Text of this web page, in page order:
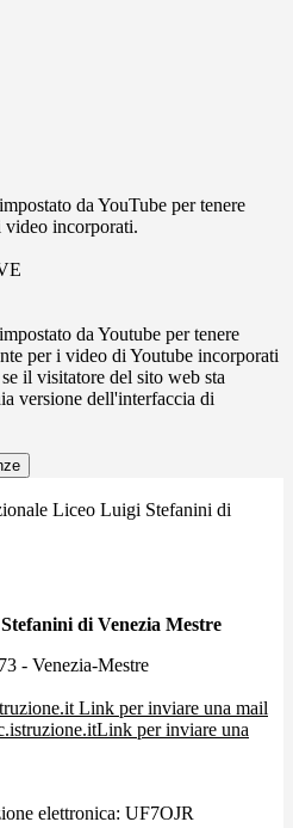
da YouTube per tenere
video incorporati.
da Youtube per tenere
per i video di Youtube incorporati
il visitatore del sito web sta
versione dell'interfaccia di
Liceo Luigi Stefanini di
di Venezia Mestre
- Venezia-Mestre
Link per inviare una mail
Link per inviare una
elettronica: UF7OJR